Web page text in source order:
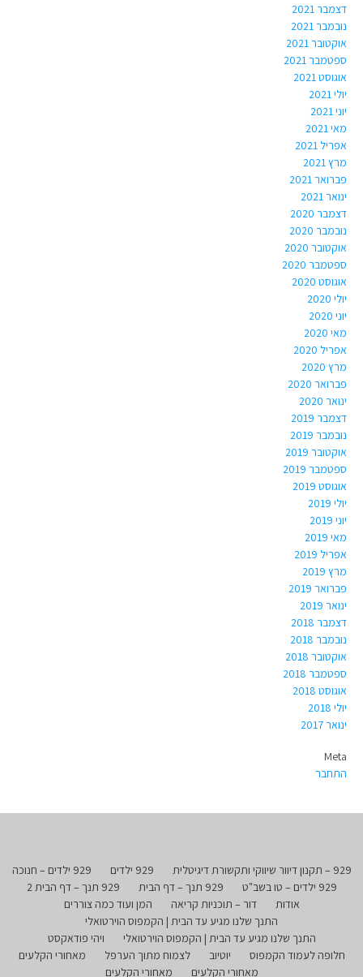
דצמבר 2021
נובמבר 2021
אוקטובר 2021
ספטמבר 2021
אוגוסט 2021
יולי 2021
יוני 2021
מאי 2021
אפריל 2021
מרץ 2021
פברואר 2021
ינואר 2021
דצמבר 2020
נובמבר 2020
אוקטובר 2020
ספטמבר 2020
אוגוסט 2020
יולי 2020
יוני 2020
מאי 2020
אפריל 2020
מרץ 2020
פברואר 2020
ינואר 2020
דצמבר 2019
נובמבר 2019
אוקטובר 2019
ספטמבר 2019
אוגוסט 2019
יולי 2019
יוני 2019
מאי 2019
אפריל 2019
מרץ 2019
פברואר 2019
ינואר 2019
דצמבר 2018
נובמבר 2018
אוקטובר 2018
ספטמבר 2018
אוגוסט 2018
יולי 2018
ינואר 2017
Meta
התחבר
929 – תקנון דיוור שיווקי ותקשורת דיגיטלית 929 ילדים
929 ילדים – חנוכה
929 ילדים – טו בשב"ט
929 תנך – דף הבית
929 תנך – דף הבית 2
אודות
דור – תוכניות קריאה
המן ועוד כמה צוררים
התנך שלנו מגיע עד הבית | הקמפוס הוירטואלי
התנך שלנו מגיע עד הבית | הקמפוס הוירטואלי
ויהי פודאקסט
חלופה לעמוד הקמפוס
יוטיוב לצמוח מתוך הערפל
מאחורי הקלעים
מאחורי הקלעים
מאחורי הקלעים